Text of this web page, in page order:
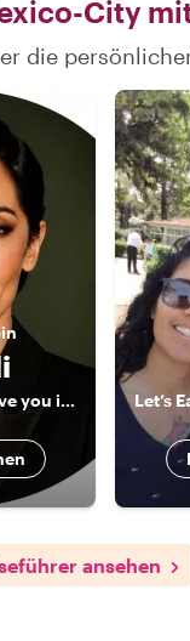
City
die
Nalleli means I Love you in Zapoteco
ansehen